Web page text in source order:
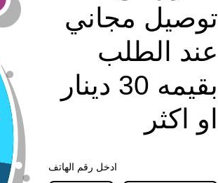
توصيل مجاني
عند الطلب
بقيمه 30 دينار
او اكثر
ادخل رقم الهاتف